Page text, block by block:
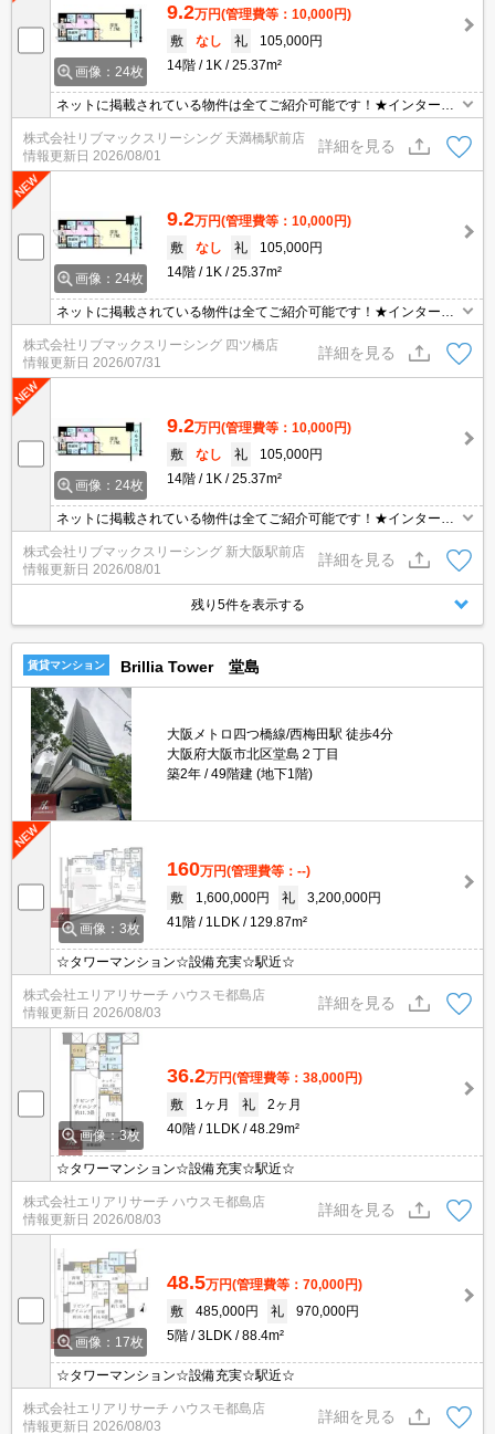
画像：24枚
9.2万円(管理費等：10,000円)
敷
なし 礼
105,000円
14階
1K 25.37m²
ネットに掲載されている物件は全てご紹介可能です！★インターネ
ット無料★初期費用クレジット決済可★独立洗面台の3点セパレー
ト。宅配ボックスなど設備が充実しています★南向き★
株式会社リブマックスリーシング 天満橋駅前店
情報更新日 2026/08/01
詳細を見る
画像：24枚
9.2万円(管理費等：10,000円)
敷
なし 礼
105,000円
14階
1K 25.37m²
ネットに掲載されている物件は全てご紹介可能です！★インターネ
ット無料★初期費用クレジット決済可★独立洗面台の3点セパレー
ト。宅配ボックスなど設備が充実しています★南向き★
株式会社リブマックスリーシング 四ツ橋店
情報更新日 2026/07/31
詳細を見る
画像：24枚
9.2万円(管理費等：10,000円)
敷
なし 礼
105,000円
14階
1K 25.37m²
ネットに掲載されている物件は全てご紹介可能です！★インターネ
ット無料★初期費用クレジット決済可★独立洗面台の3点セパレー
ト。宅配ボックスなど設備が充実しています★南向き★
株式会社リブマックスリーシング 新大阪駅前店
情報更新日 2026/08/01
詳細を見る
残り5件を表示する
賃貸マンション Brillia Tower 堂島
大阪メトロ四つ橋線/西梅田駅 徒歩4分
大阪府大阪市北区堂島２丁目
築2年
49階建 (地下1階)
画像：3枚
160万円(管理費等：--)
敷
1,600,000円 礼
3,200,000円
41階
1LDK 129.87m²
☆タワーマンション☆設備充実☆駅近☆
株式会社エリアリサーチ ハウスモ都島店
情報更新日 2026/08/03
詳細を見る
画像：3枚
36.2万円(管理費等：38,000円)
敷
1ヶ月 礼
2ヶ月
40階
1LDK 48.29m²
☆タワーマンション☆設備充実☆駅近☆
株式会社エリアリサーチ ハウスモ都島店
情報更新日 2026/08/03
詳細を見る
画像：17枚
48.5万円(管理費等：70,000円)
敷
485,000円 礼
970,000円
5階
3LDK 88.4m²
☆タワーマンション☆設備充実☆駅近☆
株式会社エリアリサーチ ハウスモ都島店
情報更新日 2026/08/03
詳細を見る